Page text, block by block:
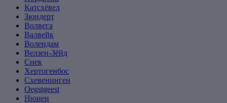
Катсхёвел
Зюндерт
Волвега
Валвейк
Волендам
Велзен-Зёйд
Снек
Хертогенбос
Схевенинген
Oegstgeest
Нюнен